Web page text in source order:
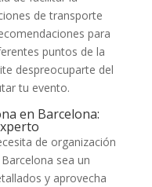
de transporte
para
puntos de la
despreocuparte del
tu evento.
en Barcelona:
de organización
sea un
y aprovecha